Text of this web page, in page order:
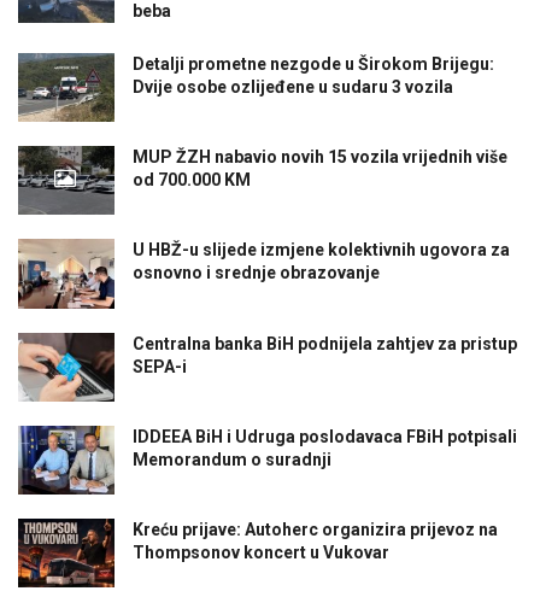
beba
Detalji prometne nezgode u Širokom Brijegu:
Dvije osobe ozlijeđene u sudaru 3 vozila
MUP ŽZH nabavio novih 15 vozila vrijednih više
od 700.000 KM
U HBŽ-u slijede izmjene kolektivnih ugovora za
osnovno i srednje obrazovanje
Centralna banka BiH podnijela zahtjev za pristup
SEPA-i
IDDEEA BiH i Udruga poslodavaca FBiH potpisali
Memorandum o suradnji
Kreću prijave: Autoherc organizira prijevoz na
Thompsonov koncert u Vukovar